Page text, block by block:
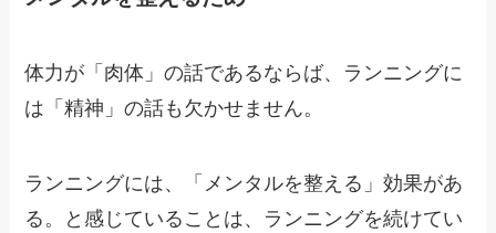
体力が「肉体」の話であるならば、ランニングに
は「精神」の話も欠かせません。
ランニングには、「メンタルを整える」効果があ
る。と感じていることは、ランニングを続けてい